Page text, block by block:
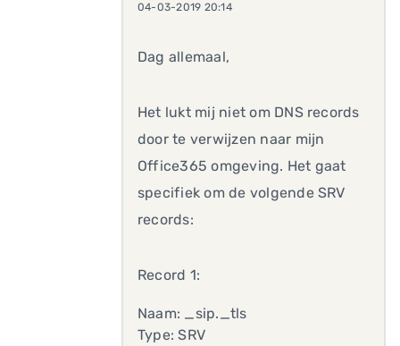
04-03-2019 20:14
Dag allemaal,
Het lukt mij niet om DNS records
door te verwijzen naar mijn
Office365 omgeving. Het gaat
specifiek om de volgende SRV
records:
Record 1:
Naam: _sip._tls
Type: SRV